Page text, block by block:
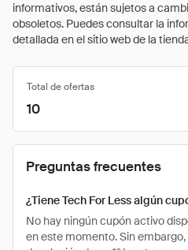
informativos, están sujetos a
obsoletos. Puedes consultar la
detallada en el sitio web de la
Total de ofertas
10
Preguntas frecuentes
¿Tiene Tech For Less algún
No hay ningún cupón activo
en este momento. Sin